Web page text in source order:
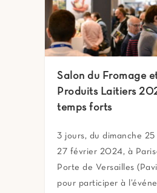
Salon du Fromage
Produits Laitiers
temps forts
3 jours, du dimanche
27 février 2024, à
Porte de Versailles
pour participer à